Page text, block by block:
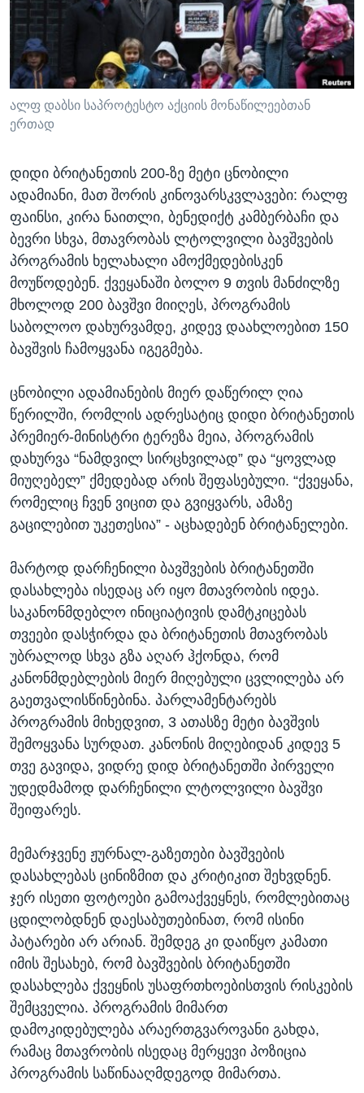
ᲡᲢᲣᲓᲘᲐ ᲕᲐᲨᲘᲜᲒᲢᲝᲜᲘ
ᲔᲙᲝᲜᲝᲛᲘᲙᲐ
ᲯᲐᲜᲛᲠᲗᲔᲚᲝᲑᲐ
ᲛᲔᲪᲜᲘᲔᲠᲔᲑᲐ
ᲘᲜᲢᲔᲠᲕᲘᲣ
ᲙᲣᲚᲢᲣᲠᲐ
ᲓᲔᲖᲘᲜᲤᲝᲠᲛᲐᲪᲘᲐ
Learning English
ᲗᲕᲐᲚᲘ ᲒᲕᲐᲓᲔᲕᲜᲔᲗ
ალფ დაბსი საპროტესტო აქციის მონაწილეებთან
ერთად
დიდი ბრიტანეთის 200-ზე მეტი ცნობილი
ადამიანი, მათ შორის კინოვარსკვლავები: რალფ
ფაინსი, კირა ნაითლი, ბენედიქტ კამბერბაჩი და
ბევრი სხვა, მთავრობას ლტოლვილი ბავშვების
პროგრამის ხელახალი ამოქმედებისკენ
მოუწოდებენ. ქვეყანაში ბოლო 9 თვის მანძილზე
მხოლოდ 200 ბავშვი მიიღეს, პროგრამის
საბოლოო დახურვამდე, კიდევ დაახლოებით 150
ბავშვის ჩამოყვანა იგეგმება.
ცნობილი ადამიანების მიერ დაწერილ ღია
წერილში, რომლის ადრესატიც დიდი ბრიტანეთის
პრემიერ-მინისტრი ტერეზა მეია, პროგრამის
დახურვა “ნამდვილ სირცხვილად” და “ყოვლად
მიუღებელ” ქმედებად არის შეფასებული. “ქვეყანა,
რომელიც ჩვენ ვიცით და გვიყვარს, ამაზე
გაცილებით უკეთესია” - აცხადებენ ბრიტანელები.
მარტოდ დარჩენილი ბავშვების ბრიტანეთში
დასახლება ისედაც არ იყო მთავრობის იდეა.
საკანონმდებლო ინიციატივის დამტკიცებას
თვეები დასჭირდა და ბრიტანეთის მთავრობას
უბრალოდ სხვა გზა აღარ ჰქონდა, რომ
კანონმდებლების მიერ მიღებული ცვლილება არ
გაეთვალისწინებინა. პარლამენტარებს
პროგრამის მიხედვით, 3 ათასზე მეტი ბავშვის
შემოყვანა სურდათ. კანონის მიღებიდან კიდევ 5
თვე გავიდა, ვიდრე დიდ ბრიტანეთში პირველი
უდედმამოდ დარჩენილი ლტოლვილი ბავშვი
შეიფარეს.
მემარჯვენე ჟურნალ-გაზეთები ბავშვების
დასახლებას ცინიზმით და კრიტიკით შეხვდნენ.
ჯერ ისეთი ფოტოები გამოაქვეყნეს, რომლებითაც
ცდილობდნენ დაესაბუთებინათ, რომ ისინი
პატარები არ არიან. შემდეგ კი დაიწყო კამათი
იმის შესახებ, რომ ბავშვების ბრიტანეთში
დასახლება ქვეყნის უსაფრთხოებისთვის რისკების
შემცველია. პროგრამის მიმართ
დამოკიდებულება არაერთგვაროვანი გახდა,
რამაც მთავრობის ისედაც მერყევი პოზიცია
პროგრამის საწინააღმდეგოდ მიმართა.